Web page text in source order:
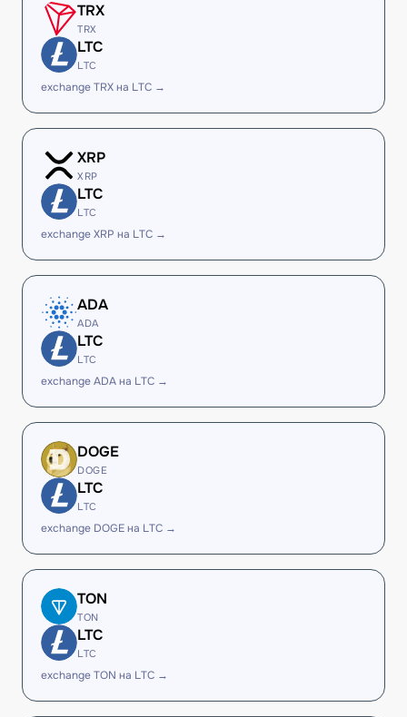
TRX
TRX
LTC
LTC
exchange TRX на LTC →
XRP
XRP
LTC
LTC
exchange XRP на LTC →
ADA
ADA
LTC
LTC
exchange ADA на LTC →
DOGE
DOGE
LTC
LTC
exchange DOGE на LTC →
TON
TON
LTC
LTC
exchange TON на LTC →